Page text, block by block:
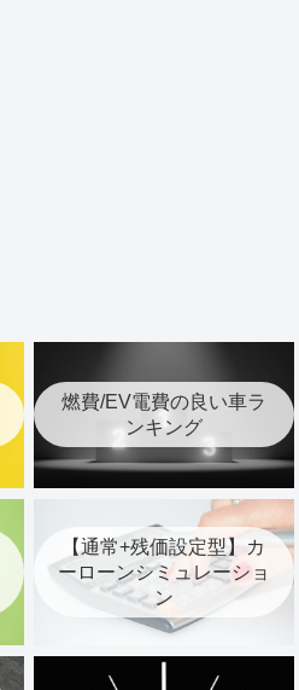
燃費/EV電費の良い車ラ
ンキング
【通常+残価設定型】カ
ーローンシミュレーショ
ン